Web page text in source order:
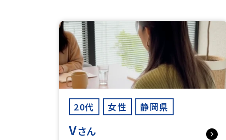
20代 女性 静岡県
Vさん